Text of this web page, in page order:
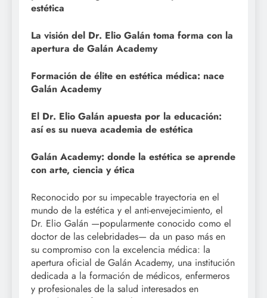
estética
La visión del Dr. Elio Galán toma forma con la
apertura de Galán Academy
Formación de élite en estética médica: nace
Galán Academy
El Dr. Elio Galán apuesta por la educación:
así es su nueva academia de estética
Galán Academy: donde la estética se aprende
con arte, ciencia y ética
Reconocido por su impecable trayectoria en el
mundo de la estética y el anti-envejecimiento, el
Dr. Elio Galán —popularmente conocido como el
doctor de las celebridades— da un paso más en
su compromiso con la excelencia médica: la
apertura oficial de Galán Academy, una institución
dedicada a la formación de médicos, enfermeros
y profesionales de la salud interesados en